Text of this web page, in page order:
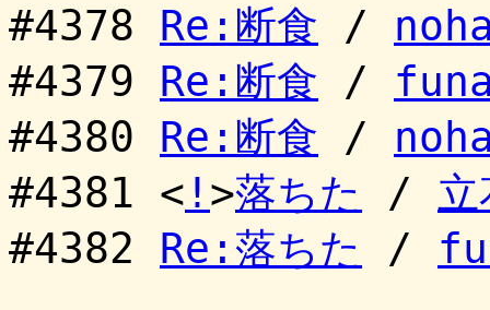
#4378 Re:断食 /
#4379 Re:断食 /
#4380 Re:断食 /
#4381 < ! >落ちた / 立
#4382 Re:落ちた /